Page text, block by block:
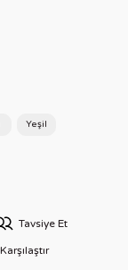
Yeşil
Tavsiye Et
Karşılaştır